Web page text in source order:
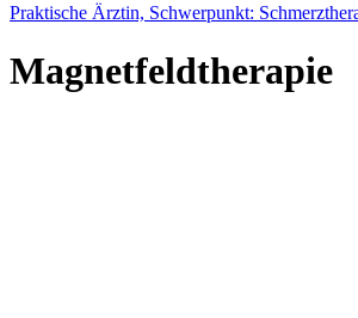
Praktische Ärztin, Schwerpunkt:
Magnetfeldtherapie